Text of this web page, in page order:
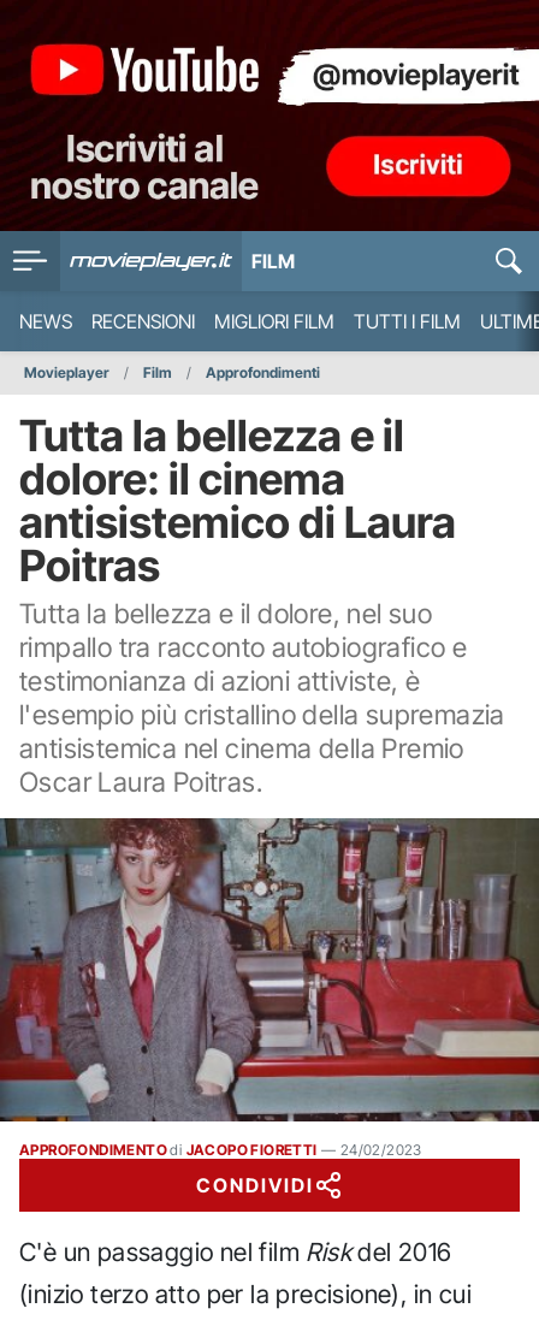
FILM
NEWS RECENSIONI MIGLIORI FILM TUTTI I FILM
Movieplayer Film Approfondimenti
Tutta la bellezza e il
dolore: il cinema
antisistemico di Laura
Poitras
Tutta la bellezza e il dolore, nel suo
rimpallo tra racconto autobiografico e
testimonianza di azioni attiviste, è
l'esempio più cristallino della supremazia
antisistemica nel cinema della Premio
Oscar Laura Poitras.
APPROFONDIMENTOdi JACOPO FIORETTI — 24/02/2023
CONDIVIDI
C'è un passaggio nel film Riskdel 2016
(inizio terzo atto per la precisione), in cui